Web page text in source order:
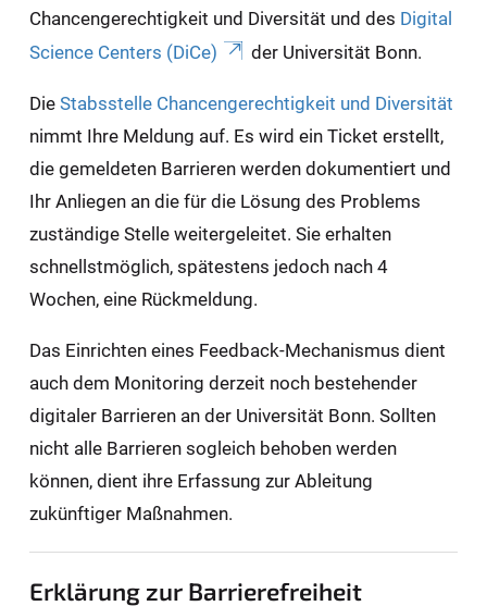
Chancengerechtigkeit und Diversität und des Digital
Science Centers (DiCe)
der Universität Bonn.
Die Stabsstelle Chancengerechtigkeit und Diversität
nimmt Ihre Meldung auf. Es wird ein Ticket erstellt,
die gemeldeten Barrieren werden dokumentiert und
Ihr Anliegen an die für die Lösung des Problems
zuständige Stelle weitergeleitet. Sie erhalten
schnellstmöglich, spätestens jedoch nach 4
Wochen, eine Rückmeldung.
Das Einrichten eines Feedback-Mechanismus dient
auch dem Monitoring derzeit noch bestehender
digitaler Barrieren an der Universität Bonn. Sollten
nicht alle Barrieren sogleich behoben werden
können, dient ihre Erfassung zur Ableitung
zukünftiger Maßnahmen.
Erklärung zur Barrierefreiheit